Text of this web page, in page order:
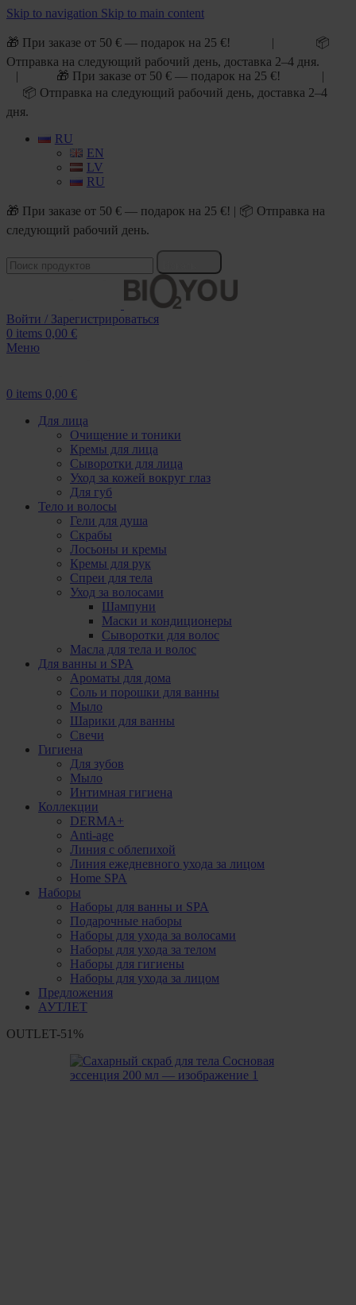
Skip to navigation Skip to main content
🎁 При заказе от 50 € — подарок на 25 €! | 📦
Отправка на следующий рабочий день, доставка 2–4 дня.
| 🎁 При заказе от 50 € — подарок на 25 €! |
📦 Отправка на следующий рабочий день, доставка 2–4
дня.
RU
EN
LV
RU
🎁 При заказе от 50 € — подарок на 25 €! | 📦 Отправка на
следующий рабочий день.
Войти / Зарегистрироваться
0 items 0,00 €
Меню
0 items 0,00 €
Для лица
Очищение и тоники
Кремы для лица
Сыворотки для лица
Уход за кожей вокруг глаз
Для губ
Тело и волосы
Гели для душа
Скрабы
Лосьоны и кремы
Кремы для рук
Спреи для тела
Уход за волосами
Шампуни
Маски и кондиционеры
Сыворотки для волос
Масла для тела и волос
Для ванны и SPA
Ароматы для дома
Соль и порошки для ванны
Мыло
Шарики для ванны
Свечи
Гигиена
Для зубов
Мыло
Интимная гигиена
Коллекции
DERMA+
Anti-age
Линия с облепихой
Линия ежедневного ухода за лицом
Home SPA
Наборы
Наборы для ванны и SPA
Подарочные наборы
Наборы для ухода за волосами
Наборы для ухода за телом
Наборы для гигиены
Наборы для ухода за лицом
Предложения
АУТЛЕТ
OUTLET-51%